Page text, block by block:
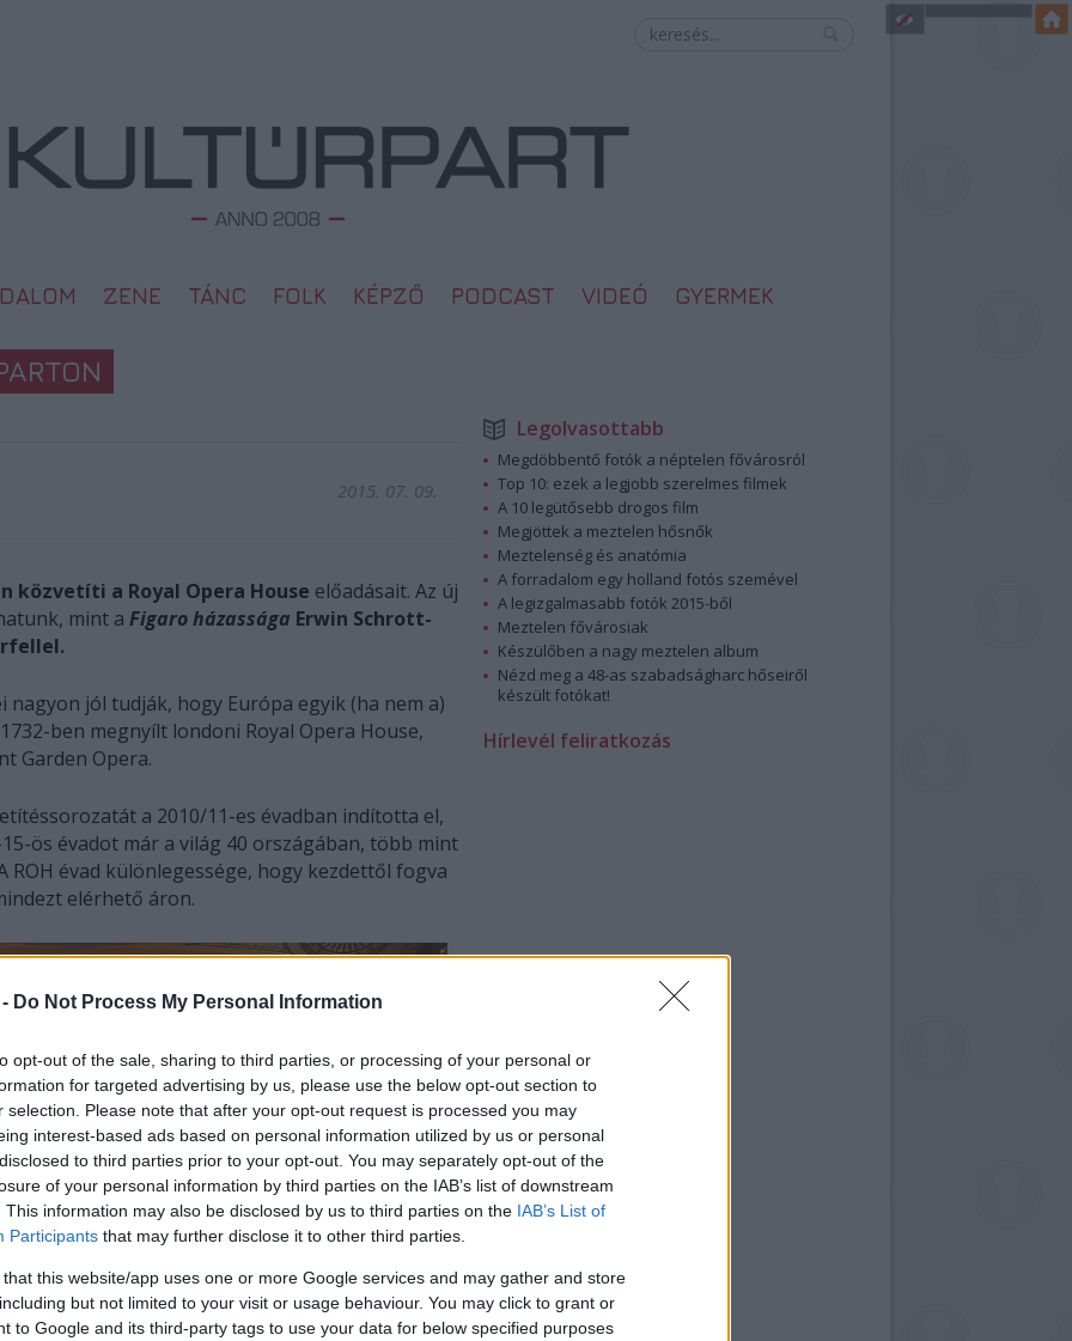
Do Not Process My Personal Information
opt-out of the sale, sharing to third parties, or processing of your personal or
for targeted advertising by us, please use the below opt-out section to
selection. Please note that after your opt-out request is processed you may
interest-based ads based on personal information utilized by us or personal
to third parties prior to your opt-out. You may separately opt-out of the
of your personal information by third parties on the IAB’s list of downstream
This information may also be disclosed by us to third parties on the IAB’s List of
Participants that may further disclose it to other third parties.
that this website/app uses one or more Google services and may gather and store
but not limited to your visit or usage behaviour. You may click to grant or
to Google and its third-party tags to use your data for below specified purposes
ZENE TÁNC FOLK KÉPZŐ PODCAST VIDEÓ GYERMEK
2015. 07. 09.
közvetíti a Royal Opera House előadásait. Az új
mint a Figaro házassága Erwin Schrott-
jól tudják, hogy Európa egyik (ha nem a)
ben megnyílt londoni Royal Opera House,
Garden Opera.
a 2010/11-es évadban indította el,
ös évadot már a világ 40 országában, több mint
ROH évad különlegessége, hogy kezdettől fogva
elérhető áron.
Legolvasottabb
Megdöbbentő fotók a néptelen fővárosról
Top 10: ezek a legjobb szerelmes filmek
A 10 legütősebb drogos film
Megjöttek a meztelen hősnők
Meztelenség és anatómia
A forradalom egy holland fotós szemével
A legizgalmasabb fotók 2015-ből
Meztelen fővárosiak
Készülőben a nagy meztelen album
Nézd meg a 48-as szabadságharc hőseiről
készült fotókat!
Hírlevél feliratkozás